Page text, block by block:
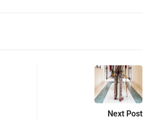
Next Post